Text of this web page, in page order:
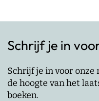
Schrijf je in
Schrijf je in voor
de hoogte van het
boeken.